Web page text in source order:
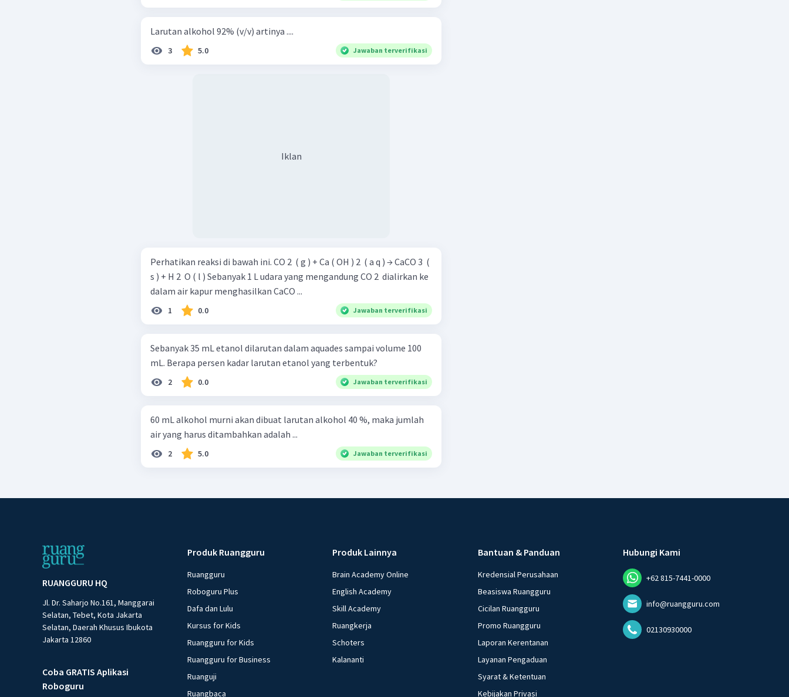
Larutan alkohol 92% (v/v) artinya ....
3 5.0 Jawaban terverifikasi
Iklan
Perhatikan reaksi di bawah ini. CO 2 ​ ( g ) + Ca ( OH ) 2 ​ ( a q ) → CaCO 3 ​ (
s ) + H 2 ​ O ( l ) Sebanyak 1 L udara yang mengandung CO 2 ​ dialirkan ke
dalam air kapur menghasilkan CaCO ...
1 0.0 Jawaban terverifikasi
Sebanyak 35 mL etanol dilarutan dalam aquades sampai volume 100
mL. Berapa persen kadar larutan etanol yang terbentuk?
2 0.0 Jawaban terverifikasi
60 mL alkohol murni akan dibuat larutan alkohol 40 %, maka jumlah
air yang harus ditambahkan adalah ...
2 5.0 Jawaban terverifikasi
RUANGGURU HQ
Jl. Dr. Saharjo No.161, Manggarai
Selatan, Tebet, Kota Jakarta
Selatan, Daerah Khusus Ibukota
Jakarta 12860
Coba GRATIS Aplikasi
Roboguru
Produk Ruangguru
Ruangguru
Roboguru Plus
Dafa dan Lulu
Kursus for Kids
Ruangguru for Kids
Ruangguru for Business
Ruanguji
Ruangbaca
Produk Lainnya
Brain Academy Online
English Academy
Skill Academy
Ruangkerja
Schoters
Kalananti
Bantuan & Panduan
Kredensial Perusahaan
Beasiswa Ruangguru
Cicilan Ruangguru
Promo Ruangguru
Laporan Kerentanan
Layanan Pengaduan
Syarat & Ketentuan
Kebijakan Privasi
Hubungi Kami
+62 815-7441-0000
info@ruangguru.com
02130930000